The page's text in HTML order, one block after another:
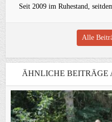
Seit 2009 im Ruhestand,
Alle
ÄHNLICHE BEITRÄGE